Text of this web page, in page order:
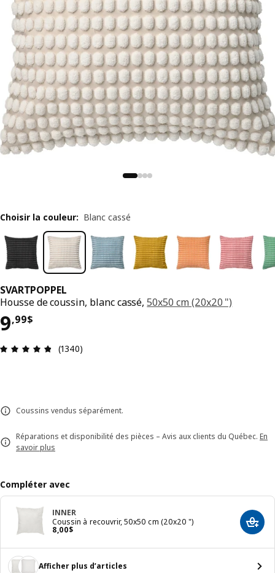
SVARTPOPPEL
Housse de coussin, blanc cassé,50x50 cm (20x20 ")
9,99$
Prix 9,99$
Avis: 4.8 sur 5 étoiles. Nombre total d'avis: 1340
(1340)
Coussins vendus séparément.
Réparations et disponibilité des pièces – Avis aux clients du Québec. En
savoir plus
Choisir la couleur: Blanc cassé
Compléter avec
INNER
Coussin à recouvrir, 50x50 cm (20x20 ")
8,00$
Prix 8,00$
Afficher plus d’articles